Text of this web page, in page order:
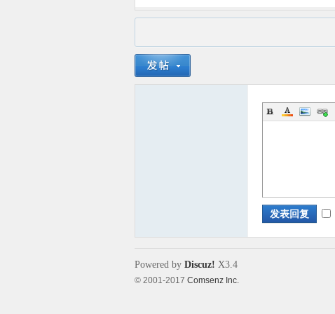
发表回复
Powered by Discuz! X3.4
© 2001-2017 Comsenz Inc.